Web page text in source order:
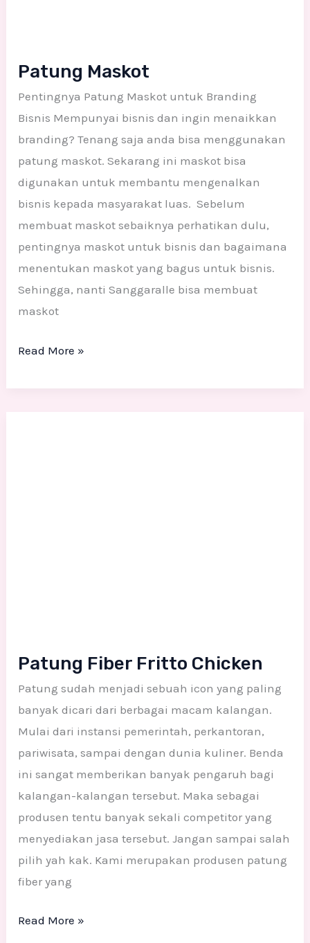
Patung Maskot
Pentingnya Patung Maskot untuk Branding
Bisnis Mempunyai bisnis dan ingin menaikkan
branding? Tenang saja anda bisa menggunakan
patung maskot. Sekarang ini maskot bisa
digunakan untuk membantu mengenalkan
bisnis kepada masyarakat luas. Sebelum
membuat maskot sebaiknya perhatikan dulu,
pentingnya maskot untuk bisnis dan bagaimana
menentukan maskot yang bagus untuk bisnis.
Sehingga, nanti Sanggaralle bisa membuat
maskot
Read More »
Patung Fiber Fritto Chicken
Patung sudah menjadi sebuah icon yang paling
banyak dicari dari berbagai macam kalangan.
Mulai dari instansi pemerintah, perkantoran,
pariwisata, sampai dengan dunia kuliner. Benda
ini sangat memberikan banyak pengaruh bagi
kalangan-kalangan tersebut. Maka sebagai
produsen tentu banyak sekali competitor yang
menyediakan jasa tersebut. Jangan sampai salah
pilih yah kak. Kami merupakan produsen patung
fiber yang
Read More »